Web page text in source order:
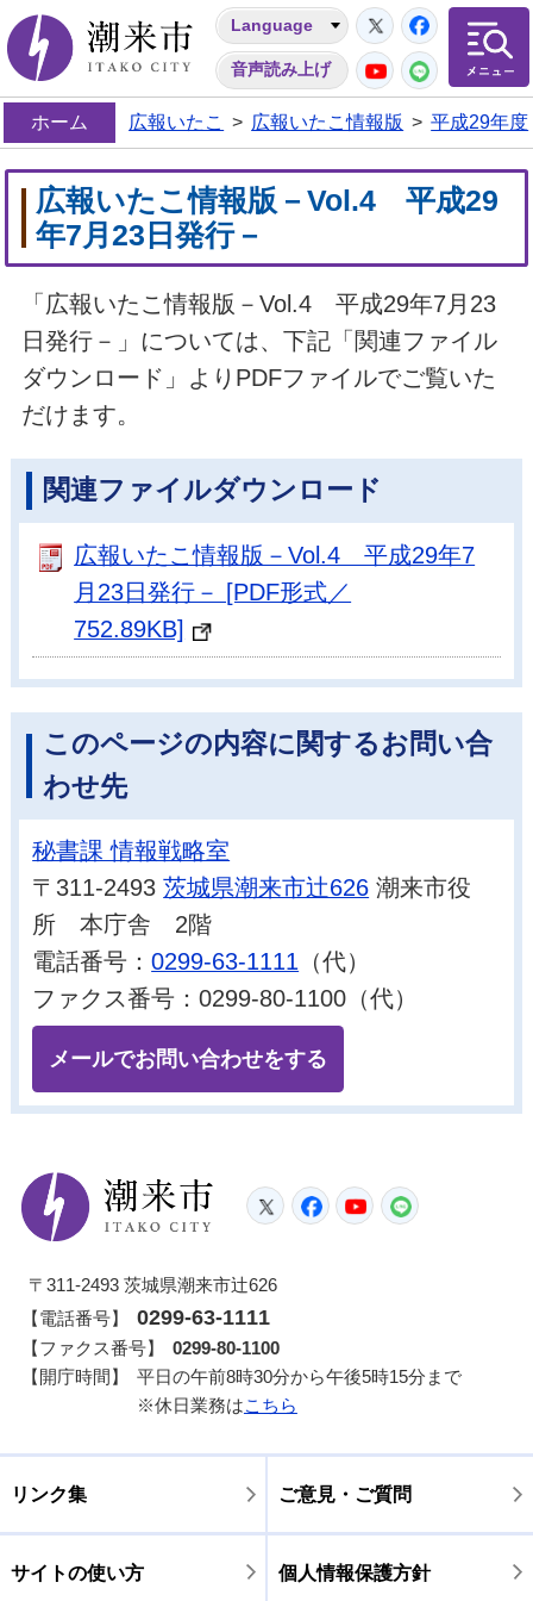
潮来市
Language
音声読み上げ
Twitter
YouTube
LINE
ホーム 広報いたこ > 広報いたこ情報版 > 平成29年度
広報いたこ情報版－Vol.4 平成29
年7月23日発行－
「広報いたこ情報版－Vol.4 平成29年7月23
日発行－」については、下記「関連ファイル
ダウンロード」よりPDFファイルでご覧いた
だけます。
関連ファイルダウンロード
広報いたこ情報版－Vol.4 平成29年7
月23日発行－ [PDF形式／
752.89KB]
このページの内容に関するお問い合
わせ先
秘書課 情報戦略室
〒311-2493茨城県潮来市辻626 潮来市役
所 本庁舎 2階
電話番号：0299-63-1111 （代）
ファクス番号：0299-80-1100（代）
メールでお問い合わせをする
潮来市
TwitterFacebook
YouTube
〒311-2493 茨城県潮来市辻626
【電話番号】
0299-63-1111
【ファクス番号】
0299-80-1100
【開庁時間】
平日の午前8時30分から午後5時15分まで
※休日業務はこちら
リンク集 ご意見・ご質問
サイトの使い方 個人情報保護方針